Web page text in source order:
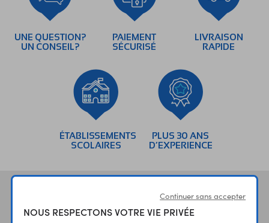
UNE QUESTION?
UN CONSEIL?
PAIEMENT
SÉCURISÉ
LIVRAISON
RAPIDE
ÉTABLISSEMENTS
SCOLAIRES
PLUS 30 ANS
D’EXPERIENCE
et témoignages
Continuer sans accepter
NOUS RESPECTONS VOTRE VIE PRIVÉE